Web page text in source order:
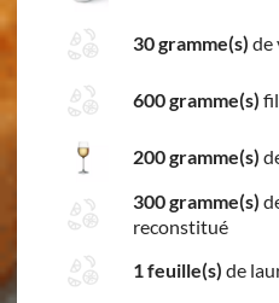
30 gramme(s) de
600 gramme(s)
200 gramme(s)
300 gramme(s)
reconstitué
1 feuille(s) de